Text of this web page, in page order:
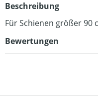
Beschreibung
Für Schienen größer 90
Bewertungen